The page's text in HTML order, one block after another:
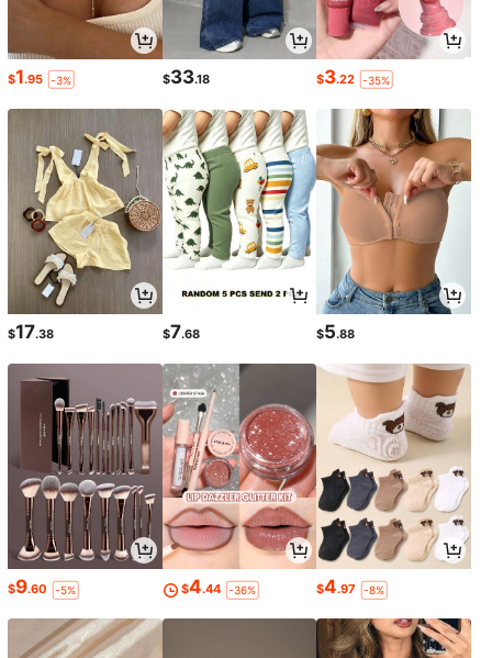
$1.95 -3% $33.18 $3.22 -35%
$17.38 $7.68 $5.88
$9.60 -5% $4.44 -36% $4.97 -8%